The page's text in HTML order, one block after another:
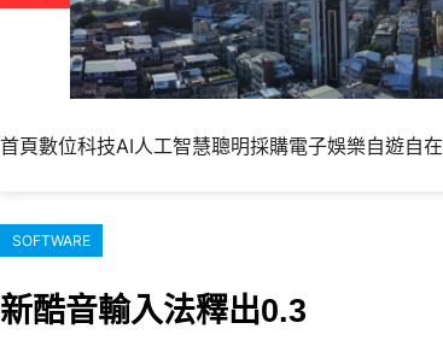
首頁數位科技AI人工智慧聰明採購電子娛樂自遊自在
SOFTWARE
新酷音輸入法釋出0.3